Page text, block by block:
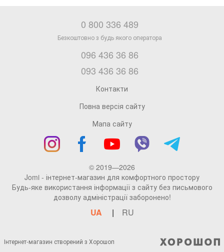
0 800 336 489
096 436 36 86
093 436 36 86
Контакти
Повна версія сайту
Мапа сайту
© 2019—2026
Jomi - інтернет-магазин для комфортного простору
Будь-яке використання інформації з сайту без письмового
дозволу адміністрації заборонено!
UA RU
Інтернет-магазин створений з Хорошоп